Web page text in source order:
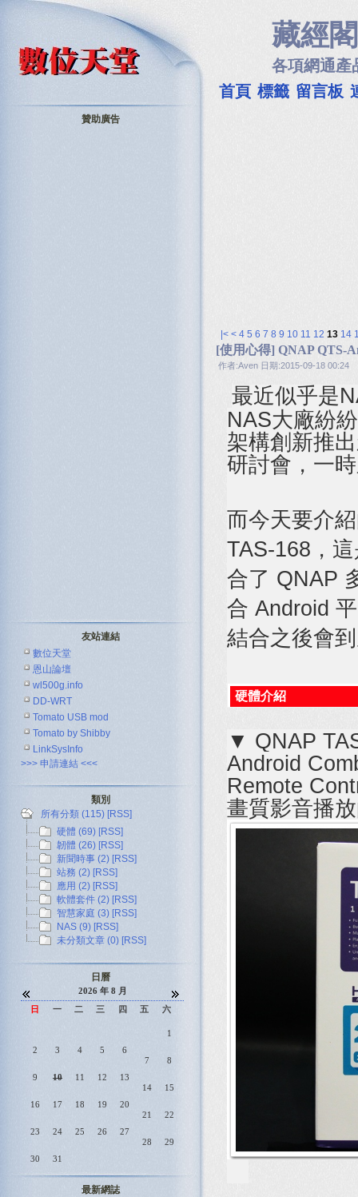
藏經閣
各項網通產
首頁 標籤 留言板
|< < 4 5 6 7 8 9 10 11 12 13 14
[使用心得] QNAP QTS-
作者:Aven 日期:2015-09-18 00:24
最近似乎是
NAS大廠紛
架構創新推
研討會，一
而今天要介
TAS-168，
合了 QNAP
合 Android
結合之後會
硬體介紹
▼ QNAP
Android
Remote
畫質影音播
贊助廣告
友站連結
數位天堂
恩山論壇
wl500g.info
DD-WRT
Tomato USB mod
Tomato by Shibby
LinkSysInfo
>>> 申請連結 <<<
類別
所有分類 (115) [RSS]
硬體 (69) [RSS]
韌體 (26) [RSS]
新聞時事 (2) [RSS]
站務 (2) [RSS]
應用 (2) [RSS]
軟體套件 (2) [RSS]
智慧家庭 (3) [RSS]
NAS (9) [RSS]
未分類文章 (0) [RSS]
日曆
2026 年 8 月
日
一 二 三 四 五 六
1
2
3 4 5
6
7
8
9
10 11 12
13
14
15
16
17 18 19
20
21
22
23
24 25 26
27
28
29
30
31
最新網誌